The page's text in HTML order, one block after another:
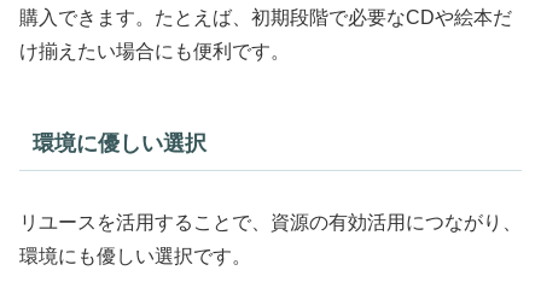
購入できます。たとえば、初期段階で必要なCDや絵本だ
け揃えたい場合にも便利です。
環境に優しい選択
リユースを活用することで、資源の有効活用につながり、
環境にも優しい選択です。